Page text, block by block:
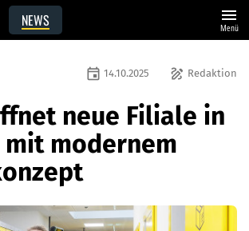
NEWS menu
Menü
draw Redaktion
event 14.10.2025
neue Filiale in
modernem